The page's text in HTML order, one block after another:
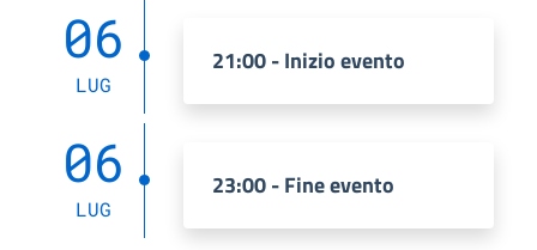
06
LUG
21:00 - Inizio evento
06
LUG
23:00 - Fine evento